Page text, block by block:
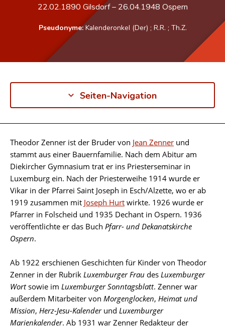
22.02.1890 Gilsdorf– 26.04.1948 Ospern
Pseudonyme: Kalenderonkel (Der) ; R.R. ; Th.Z.
Seiten-Navigation
Biographie
Theodor Zenner ist der Bruder von Jean Zenner und
stammt aus einer Bauernfamilie. Nach dem Abitur am
Diekircher Gymnasium trat er ins Priesterseminar in
Luxemburg ein. Nach der Priesterweihe 1914 wurde er
Vikar in der Pfarrei Saint Joseph in Esch/Alzette, wo er ab
1919 zusammen mit Joseph Hurt wirkte. 1926 wurde er
Pfarrer in Folscheid und 1935 Dechant in Ospern. 1936
veröffentlichte er das Buch Pfarr- und Dekanatskirche
Ospern.
Ab 1922 erschienen Geschichten für Kinder von Theodor
Zenner in der Rubrik Luxemburger Frau des Luxemburger
Wortsowie im Luxemburger Sonntagsblatt. Zenner war
außerdem Mitarbeiter von Morgenglocken, Heimat und
Mission, Herz-Jesu-Kalenderund Luxemburger
Marienkalender. Ab 1931 war Zenner Redakteur der